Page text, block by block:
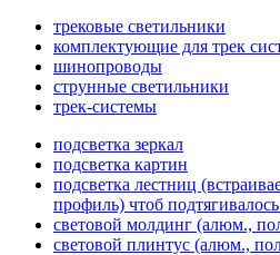
трековые светильники
комплектующие для трек
шинопроводы
струнные светильники
трек-системы
подсветка зеркал
подсветка картин
подсветка лестниц
профиль) чтоб
световой молдинг (алюм.,
световой плинтус (алюм.,